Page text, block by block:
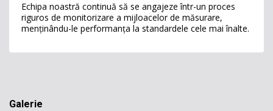
Echipa noastră continuă să se angajeze într-un proces
riguros de monitorizare a mijloacelor de măsurare,
menținându-le performanța la standardele cele mai înalte.
Galerie